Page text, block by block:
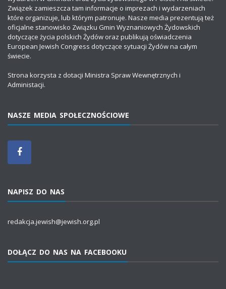
Związek zamieszcza tam informacje o imprezach i wydarzeniach
które organizuje, lub którym patronuje. Nasze media prezentują też
oficjalne stanowisko Związku Gmin Wyznaniowych Żydowskich
dotyczące życia polskich Żydów oraz publikują oświadczenia
European Jewish Congress dotyczące sytuacji Żydów na całym
świecie.
Strona korzysta z dotacji Ministra Spraw Wewnętrznych i
Administacji.
NASZE MEDIA SPOŁECZNOŚCIOWE
NAPISZ DO NAS
redakcja.jewish@jewish.org.pl
DOŁĄCZ DO NAS NA FACEBOOKU